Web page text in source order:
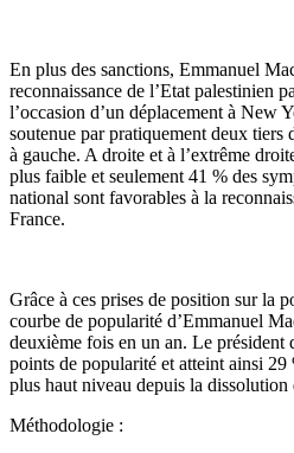
En plus des sanctions, Emmanuel
reconnaissance de l’Etat palestinien
l’occasion d’un déplacement à New
soutenue par pratiquement deux tiers
à gauche. A droite et à l’extrême
plus faible et seulement 41 % des
national sont favorables à la
France.
Grâce à ces prises de position sur la
courbe de popularité d’Emmanuel
deuxième fois en un an. Le président
points de popularité et atteint ainsi 29
plus haut niveau depuis la
Méthodologie :